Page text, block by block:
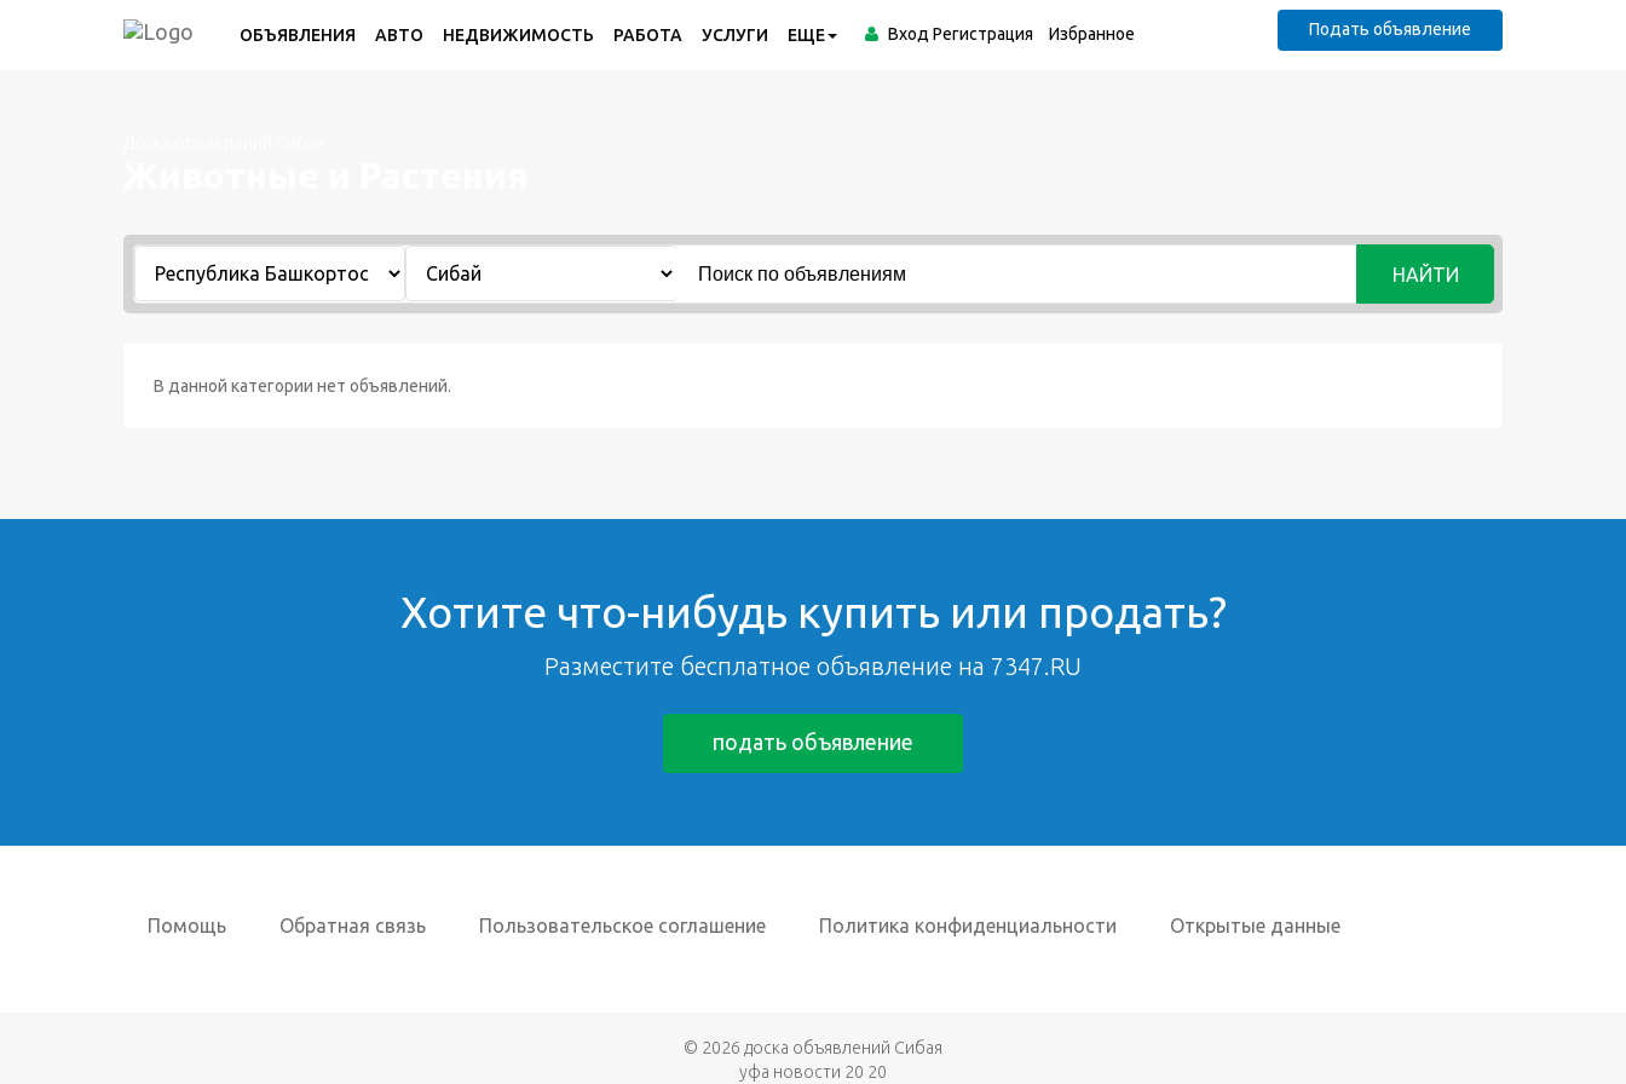
ОБЪЯВЛЕНИЯ АВТО НЕДВИЖИМОСТЬ РАБОТА УСЛУГИ ЕЩЕ Вход Регистрация Избранное Подать объявление
НАЙТИ
В данной категории нет объявлений.
Хотите что-нибудь купить или продать?
Разместите бесплатное объявление на 7347.RU
подать объявление
Помощь Обратная связь Пользовательское соглашение Политика конфиденциальности Открытые данные
© 2026 доска объявлений Сибая
уфа новости 20 20